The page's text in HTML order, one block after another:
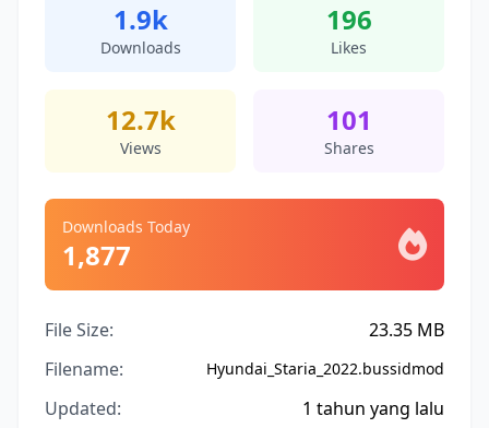
1.9k
Downloads
196
Likes
12.7k
Views
101
Shares
Downloads Today
1,877
File Size:
23.35 MB
Filename:
Hyundai_Staria_2022.bussidmod
Updated: 1 tahun yang lalu